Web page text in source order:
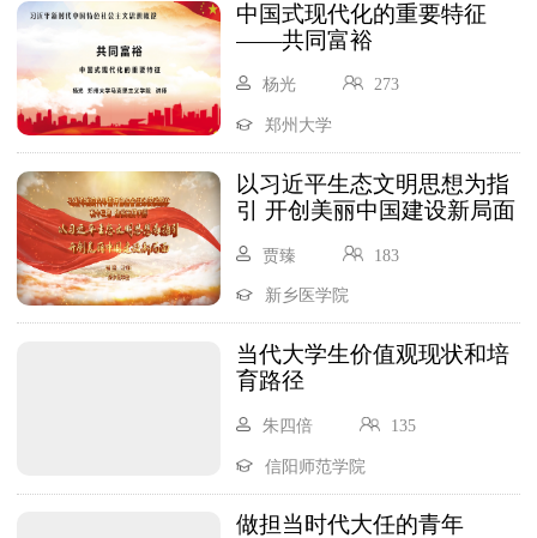
中国式现代化的重要特征
——共同富裕
杨光 273
郑州大学
以习近平生态文明思想为指
引 开创美丽中国建设新局面
贾臻 183
新乡医学院
当代大学生价值观现状和培
育路径
朱四倍 135
信阳师范学院
做担当时代大任的青年